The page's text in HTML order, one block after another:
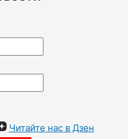
Читайте нас в Дзен